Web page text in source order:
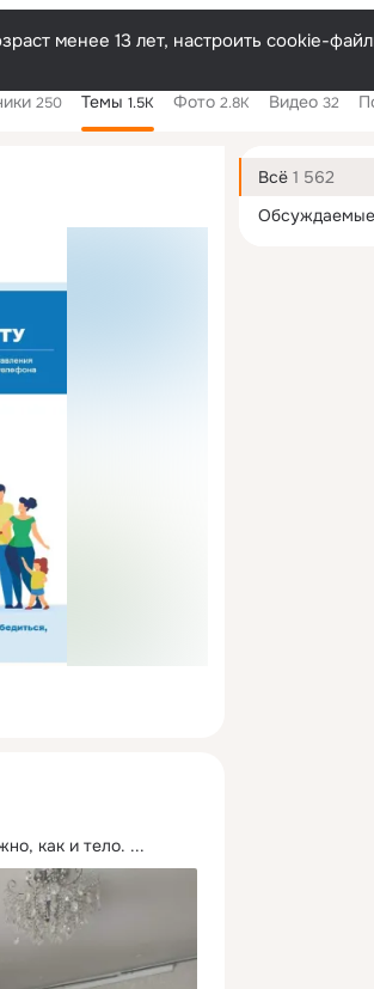
менее 13 лет, настроить cookie-
250 Темы 1.5K Фото 2.8K Видео 32
как и тело. ...
Дополнительная
колонка
Всё 1 562
Обсуждаемые